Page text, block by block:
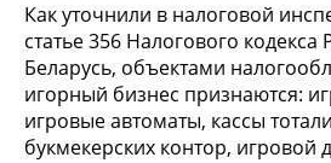
Как уточнили в налоговой
статье 356 Налогового кодекса
Беларусь, объектами
игорный бизнес признаются:
игровые автоматы, кассы
букмекерских контор, игровой